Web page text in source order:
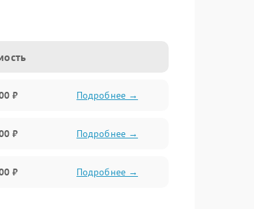
₽ Подробнее →
₽ Подробнее →
₽ Подробнее →